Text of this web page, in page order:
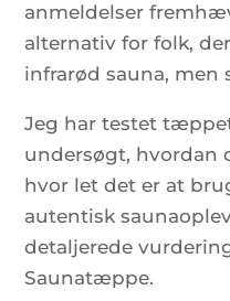
anmeldelser
alternativ for folk,
infrarød sauna, men
Jeg har testet
undersøgt, hvordan
hvor let det er at
autentisk
detaljerede
Saunatæppe.